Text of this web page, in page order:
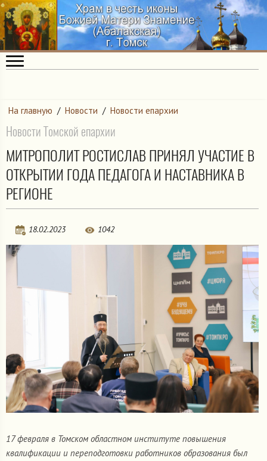
На главную / Новости / Новости епархии
Новости Томской епархии
МИТРОПОЛИТ РОСТИСЛАВ ПРИНЯЛ УЧАСТИЕ В
ОТКРЫТИИ ГОДА ПЕДАГОГА И НАСТАВНИКА В
РЕГИОНЕ
18.02.2023 1042
17 февраля в Томском областном институте повышения
квалификации и переподготовки работников образования был